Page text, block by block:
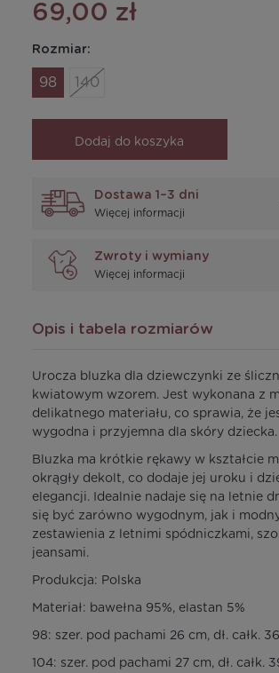
69,00 zł
Rozmiar:
98 140
Dodaj do koszyka
Dostawa 1–3 dni
Więcej informacji
Zwroty i wymiany
Więcej informacji
Opis i tabela rozmiarów
Urocza bluzka dla dziewczynki ze
kwiatowym wzorem. Jest wykonana z
delikatnego materiału, co sprawia, że
wygodna i przyjemna dla skóry dziecka.
Bluzka ma krótkie rękawy w kształcie
okrągły dekolt, co dodaje jej uroku i
elegancji. Idealnie nadaje się na letnie
się być zarówno wygodnym, jak i
zestawienia z letnimi spódniczkami,
jeansami.
Produkcja: Polska
Materiał: bawełna 95%, elastan 5%
98: szer. pod pachami 26 cm, dł. całk.
104: szer. pod pachami 27 cm, dł. całk.